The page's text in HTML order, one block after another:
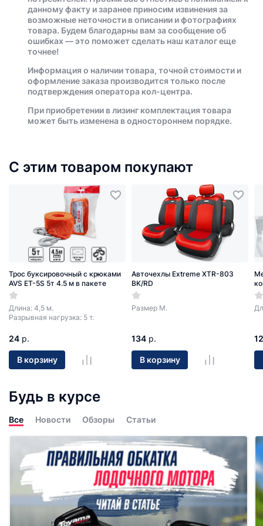
данному факту и заранее приносим извинения за
возможные неточности в описании и фотографиях
товара. Будем благодарны вам за сообщение об
ошибках — это поможет сделать наш каталог еще
точнее!
Информация о наличии товара, точной стоимости и
оформление заказа производится только после
подтверждения оператора кол-центра.
При приобретении в лизинг комплектация товара
может быть изменена в одностороннем порядке.
С этим товаром покупают
Трос буксировочный с крюками
AVS ET-5S 5т 4.5 м в пакете
Длина: 4,5 м.
Разрывная нагрузка: 5 т.
24 р.
В корзину
Авточехлы Extreme XTR-803
BK/RD
Размер М.
134 р.
В корзину
12
Будь в курсе
Все Новости Обзоры Статьи